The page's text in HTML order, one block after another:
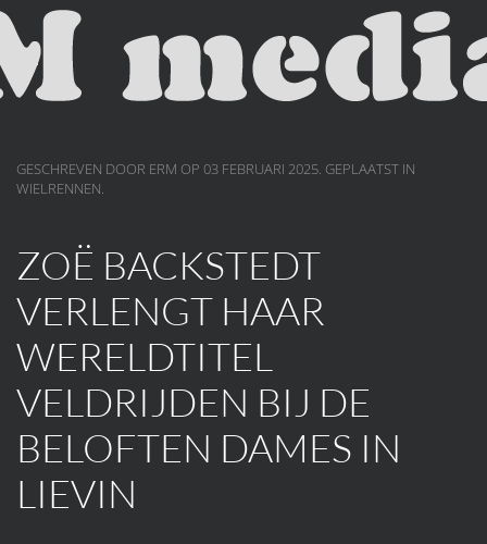
Skip to main content
GESCHREVEN DOOR ERM OP 03 FEBRUARI 2025. GEPLAATST IN
WIELRENNEN.
ZOË BACKSTEDT
VERLENGT HAAR
WERELDTITEL
VELDRIJDEN BIJ DE
BELOFTEN DAMES IN
LIEVIN